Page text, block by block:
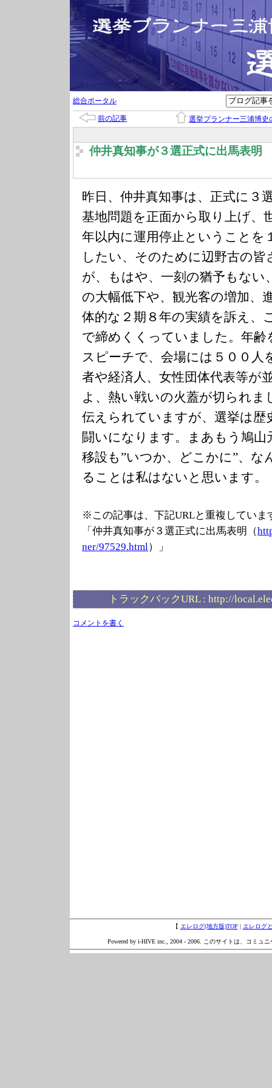
総合ポータル
前の記事 選挙プランナー三浦博史
仲井真知事が３選正式に出馬表明
昨日、仲井真知事は、正式に３
基地問題を正面から取り上げ、
年以内に運用停止ということを
したい、そのために辺野古の
が、もはや、一刻の猶予もない
の大幅低下や、観光客の増加、
体的な２期８年の実績を訴え、
で締めくくっていました。年
スピーチで、会場には５００人
者や経済人、女性団体代表等が
よ、熱い戦いの火蓋が切られま
伝えられていますが、選挙は歴
闘いになります。まあもう鳩山
移設も”いつか、どこかに”、な
ることは私はないと思います。
※この記事は、下記URLと重複していま
「仲井真知事が３選正式に出馬表明（
ner/97529.html ）」
トラックバックURL : http://
コメントを書く
【 エレログ(地方版)TOP | エレログ
Powered by i-HIVE inc., 2004 - 2006. このサイトは、コミュ